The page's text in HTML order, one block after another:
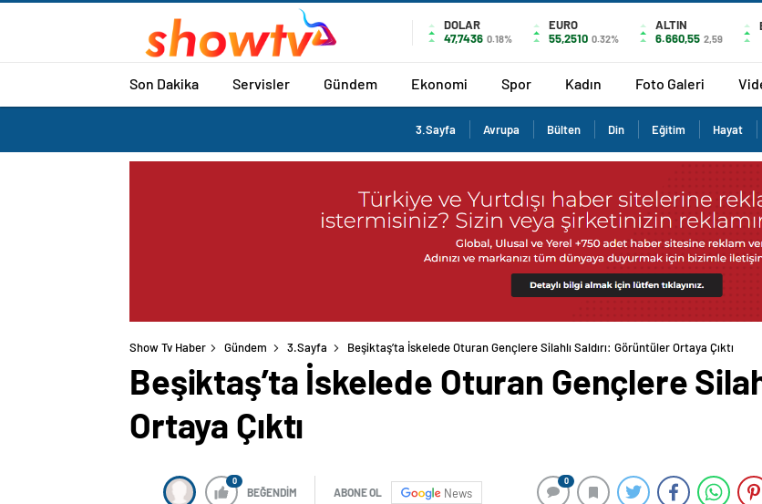
DOLAR
47,7436 0.18%
EURO
55,2510 0.32%
ALTIN
6.660,55 2,59
Son Dakika Servisler Gündem Ekonomi Spor Kadın Foto Galeri
3.Sayfa Avrupa Bülten Din Eğitim Hayat
Show Tv Haber Gündem 3.Sayfa Beşiktaş’ta İskelede Oturan Gençlere Silahlı Saldırı: Görüntüler Ortaya Çıktı
Beşiktaş’ta İskelede Oturan Gençlere
Ortaya Çıktı
0
BEĞENDİM ABONE OL News
0